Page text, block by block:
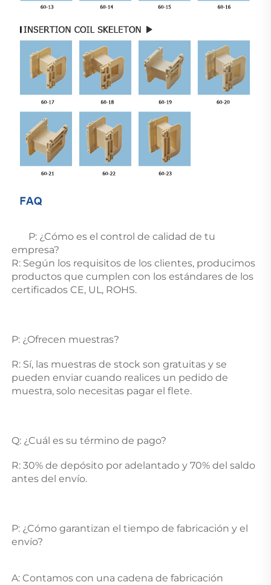
P: ¿Cómo es el control de calidad de tu
empresa?
R: Según los requisitos de los clientes, producimos
productos que cumplen con los estándares de los
certificados CE, UL, ROHS.
P: ¿Ofrecen muestras?
R: Sí, las muestras de stock son gratuitas y se
pueden enviar cuando realices un pedido de
muestra, solo necesitas pagar el flete.
Q: ¿Cuál es su término de pago?
R: 30% de depósito por adelantado y 70% del saldo
antes del envío.
P: ¿Cómo garantizan el tiempo de fabricación y el
envío?
A: Contamos con una cadena de fabricación